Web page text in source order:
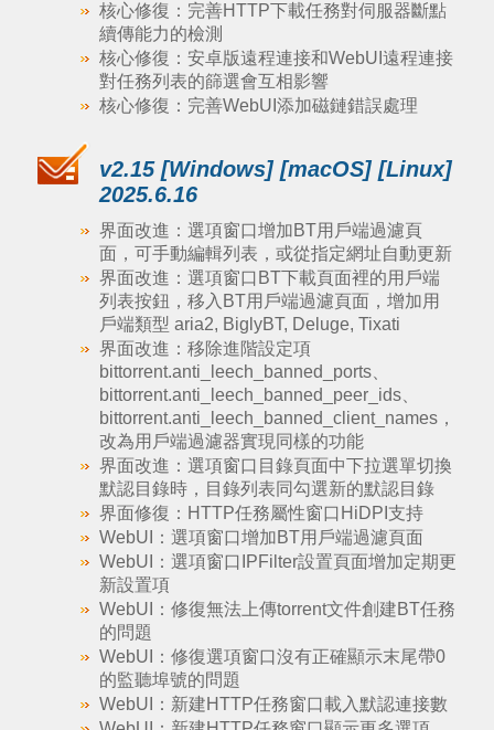
核心修復：完善HTTP下載任務對伺服器斷點
續傳能力的檢測
核心修復：安卓版遠程連接和WebUI遠程連接
對任務列表的篩選會互相影響
核心修復：完善WebUI添加磁鏈錯誤處理
v2.15 [Windows] [macOS] [Linux]
2025.6.16
界面改進：選項窗口增加BT用戶端過濾頁
面，可手動編輯列表，或從指定網址自動更新
界面改進：選項窗口BT下載頁面裡的用戶端
列表按鈕，移入BT用戶端過濾頁面，增加用
戶端類型 aria2, BiglyBT, Deluge, Tixati
界面改進：移除進階設定項
bittorrent.anti_leech_banned_ports、
bittorrent.anti_leech_banned_peer_ids、
bittorrent.anti_leech_banned_client_names，
改為用戶端過濾器實現同樣的功能
界面改進：選項窗口目錄頁面中下拉選單切換
默認目錄時，目錄列表同勾選新的默認目錄
界面修復：HTTP任務屬性窗口HiDPI支持
WebUI：選項窗口增加BT用戶端過濾頁面
WebUI：選項窗口IPFilter設置頁面增加定期更
新設置項
WebUI：修復無法上傳torrent文件創建BT任務
的問題
WebUI：修復選項窗口沒有正確顯示末尾帶0
的監聽埠號的問題
WebUI：新建HTTP任務窗口載入默認連接數